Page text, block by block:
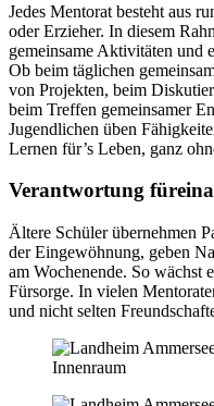
Jedes Mentorat besteht aus
oder Erzieher. In diesem
gemeinsame Aktivitäten und
Ob beim täglichen
von Projekten, beim
beim Treffen gemeinsamer
Jugendlichen üben
Lernen für’s Leben, ganz
Verantwortung
Ältere Schüler übernehmen
der Eingewöhnung, geben
am Wochenende. So wächst
Fürsorge. In vielen
und nicht selten